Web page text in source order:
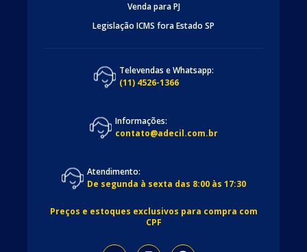
Venda para PJ
Legislação ICMS fora Estado SP
Televendas e Whatsapp:
(11) 4526-1366
Informações:
contato@adecil.com.br
Atendimento:
De segunda à sexta das 8:00 às 17:30
Preços e estoques exclusivos para compra com
CPF